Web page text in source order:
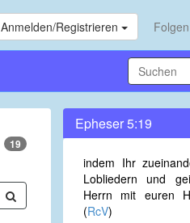
Anmelden/Registrieren
19
Epheser 5:19
indem Ihr
Lobliedern und
Herrn mit euren
(RcV)